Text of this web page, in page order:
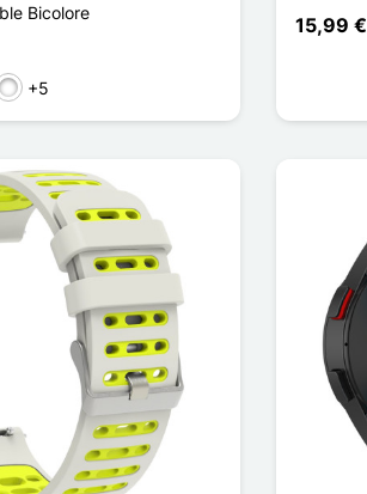
Bicolore
Bleu
Noir / Rouge
+5
15,99 €